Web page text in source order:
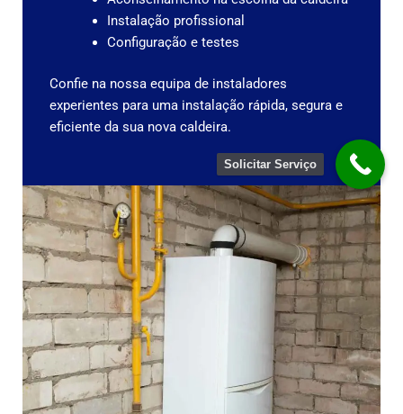
Instalação profissional
Configuração e testes
Confie na nossa equipa de instaladores
experientes para uma instalação rápida, segura e
eficiente da sua nova caldeira.
Solicitar Serviço